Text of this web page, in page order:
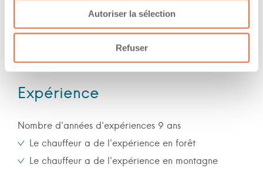
Autoriser la sélection
Refuser
Soir
Expérience
Nombre d'années d'expériences 9 ans
Le chauffeur a de l'expérience en forêt
Le chauffeur a de l'expérience en montagne